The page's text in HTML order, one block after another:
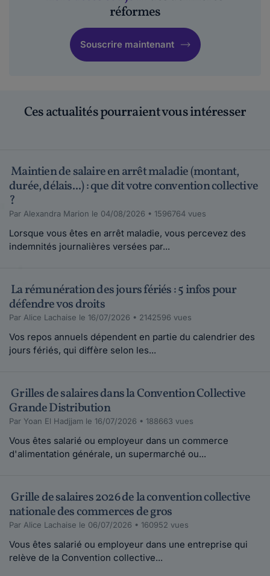
réformes
Souscrire maintenant
Ces actualités pourraient vous intéresser
Maintien de salaire en arrêt maladie (montant,
durée, délais...) : que dit votre convention collective
?
Par Alexandra Marion le 04/08/2026 • 1596764 vues
Lorsque vous êtes en arrêt maladie, vous percevez des
indemnités journalières versées par...
La rémunération des jours fériés : 5 infos pour
défendre vos droits
Par Alice Lachaise le 16/07/2026 • 2142596 vues
Vos repos annuels dépendent en partie du calendrier des
jours fériés, qui diffère selon les...
Grilles de salaires dans la Convention Collective
Grande Distribution
Par Yoan El Hadjjam le 16/07/2026 • 188663 vues
Vous êtes salarié ou employeur dans un commerce
d'alimentation générale, un supermarché ou...
Grille de salaires 2026 de la convention collective
nationale des commerces de gros
Par Alice Lachaise le 06/07/2026 • 160952 vues
Vous êtes salarié ou employeur dans une entreprise qui
relève de la Convention collective...